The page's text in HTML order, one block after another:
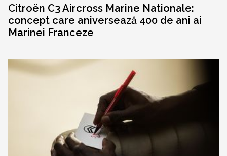
Citroën C3 Aircross Marine Nationale:
concept care aniversează 400 de ani ai
Marinei Franceze